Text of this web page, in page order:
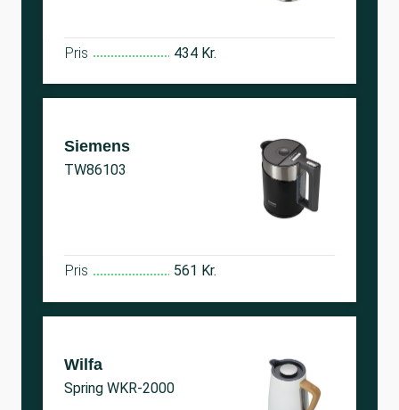
Pris 434 Kr.
Siemens
TW86103
Pris 561 Kr.
Wilfa
Spring WKR-2000